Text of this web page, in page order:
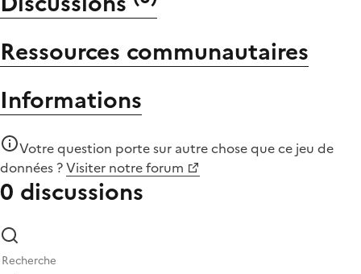
Ressources communautaires
Informations
Votre question porte sur autre chose quece jeu de
données ?Visiter notre forum
0 discussions